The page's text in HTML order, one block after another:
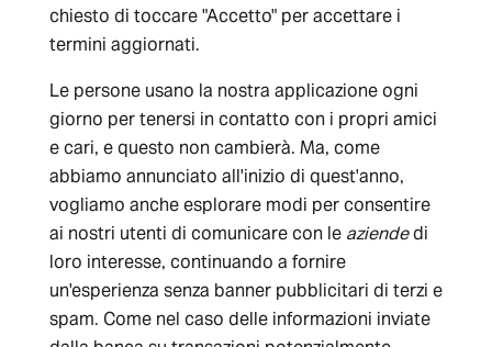
chiesto di toccare "Accetto" per accettare i
termini aggiornati.
Le persone usano la nostra applicazione ogni
giorno per tenersi in contatto con i propri amici
e cari, e questo non cambierà. Ma, come
abbiamo annunciato all'inizio di quest'anno,
vogliamo anche esplorare modi per consentire
ai nostri utenti di comunicare con le aziendedi
loro interesse, continuando a fornire
un'esperienza senza banner pubblicitari di terzi e
spam. Come nel caso delle informazioni inviate